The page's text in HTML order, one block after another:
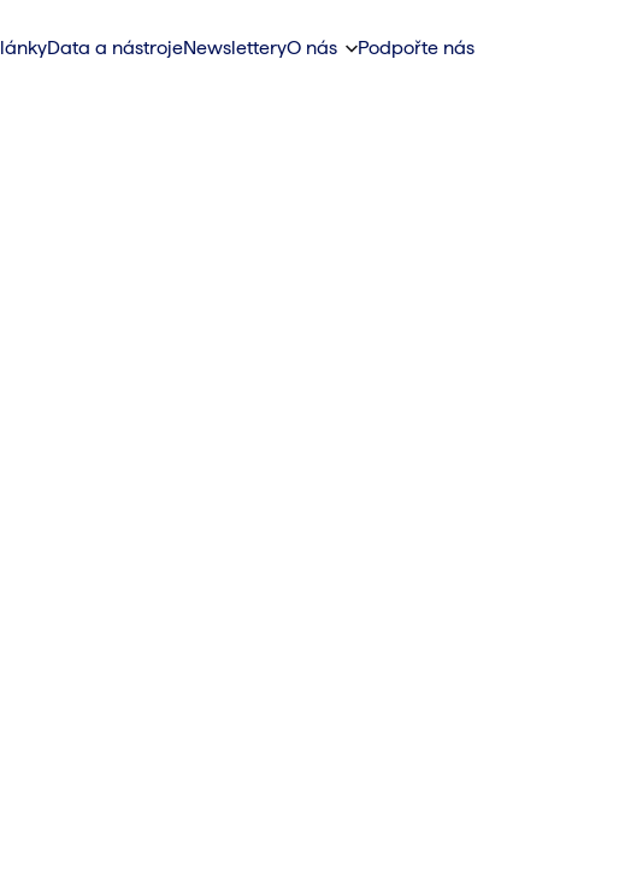
Data a nástrojeNewsletteryO nás Podpořte nás